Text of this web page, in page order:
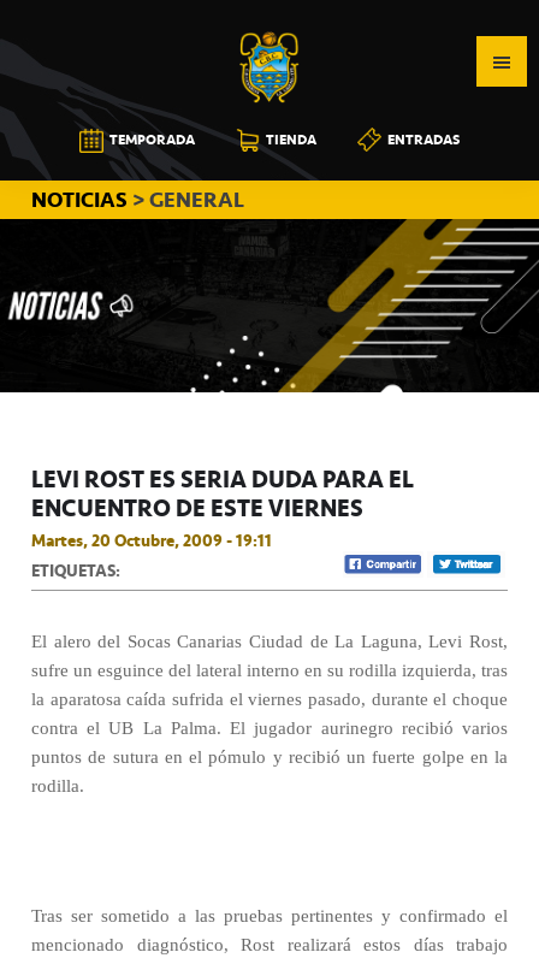
a
la
navegación
principal
al
contenido
principal
a
la
barra
lateral
principal
CB
CANARIAS
TEMPORADA TIENDA ENTRADAS
NOTICIAS > GENERAL
LEVI ROST ES SERIA DUDA PARA EL
ENCUENTRO DE ESTE VIERNES
Martes, 20 Octubre, 2009 - 19:11
ETIQUETAS:
El alero del Socas Canarias Ciudad de La Laguna, Levi Rost,
sufre un esguince del lateral interno en su rodilla izquierda, tras
la aparatosa caída sufrida el viernes pasado, durante el choque
contra el UB La Palma. El jugador aurinegro recibió varios
puntos de sutura en el pómulo y recibió un fuerte golpe en la
rodilla.
Tras ser sometido a las pruebas pertinentes y confirmado el
mencionado diagnóstico, Rost realizará estos días trabajo